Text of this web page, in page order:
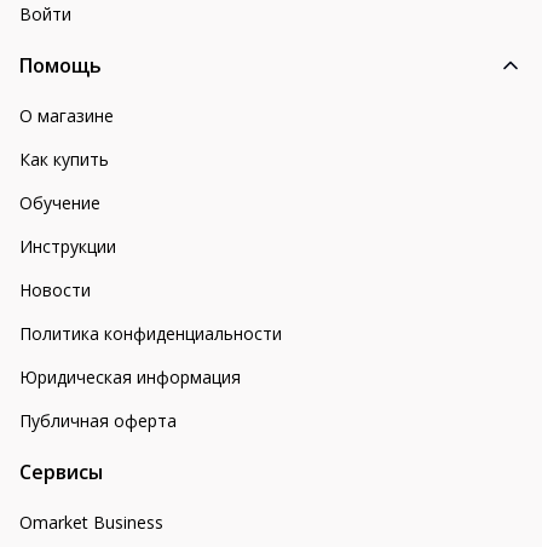
Войти
Помощь
О магазине
Как купить
Обучение
Инструкции
Новости
Политика конфиденциальности
Юридическая информация
Публичная оферта
Сервисы
Omarket Business